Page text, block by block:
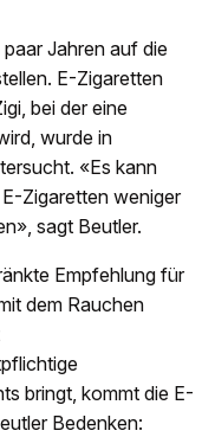
Jahren auf die
E-Zigaretten
bei der eine
wurde in
«Es kann
Zigaretten weniger
sagt Beutler.
Empfehlung für
dem Rauchen
bringt, kommt die E-
Bedenken: